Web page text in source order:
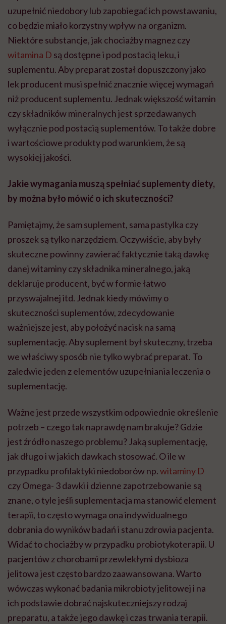
uzupełnić niedobory lub zapobiegać ich powstawaniu,
co będzie miało korzystny wpływ na organizm.
Niektóre substancje, jak chociażby magnez czy
witamina D są dostępne i pod postacią leku, i
suplementu. Aby preparat został dopuszczony jako
lek producent musi spełnić znacznie więcej wymagań
niż producent suplementu. Jednak większość witamin
czy składników mineralnych jest sprzedawanych
wyłącznie pod postacią suplementów. To także dobre
i wartościowe produkty pod warunkiem, że są
wysokiej jakości.
Jakie wymagania muszą spełniać suplementy diety,
by można było mówić o ich skuteczności?
Pamiętajmy, że sam suplement, sama pastylka czy
proszek są tylko narzędziem. Oczywiście, aby były
skuteczne powinny zawierać faktycznie taką dawkę
danej witaminy czy składnika mineralnego, jaką
deklaruje producent, być w formie łatwo
przyswajalnej itd. Jednak kiedy mówimy o
skuteczności suplementów, zdecydowanie
ważniejsze jest, aby położyć nacisk na samą
suplementację. Aby suplement był skuteczny, trzeba
we właściwy sposób nie tylko wybrać preparat. To
zaledwie jeden z elementów uzupełniania leczenia o
suplementację.
Ważne jest przede wszystkim odpowiednie określenie
potrzeb – czego tak naprawdę nam brakuje? Gdzie
jest źródło naszego problemu? Jaką suplementację,
jak długo i w jakich dawkach stosować. O ile w
przypadku profilaktyki niedoborów np.witaminy D
czy Omega- 3 dawki i dzienne zapotrzebowanie są
znane, o tyle jeśli suplementacja ma stanowić element
terapii, to często wymaga ona indywidualnego
dobrania do wyników badań i stanu zdrowia pacjenta.
Widać to chociażby w przypadku probiotykoterapii. U
pacjentów z chorobami przewlekłymi dysbioza
jelitowa jest często bardzo zaawansowana. Warto
wówczas wykonać badania mikrobioty jelitowej i na
ich podstawie dobrać najskuteczniejszy rodzaj
preparatu, a także jego dawkę i czas trwania terapii.